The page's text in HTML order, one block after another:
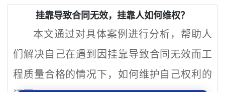
挂靠导致合同无效，挂靠人如何维权？
本文通过对具体案例进行分析，帮助人
们解决自己在遇到因挂靠导致合同无效而工
程质量合格的情况下，如何维护自己权利的